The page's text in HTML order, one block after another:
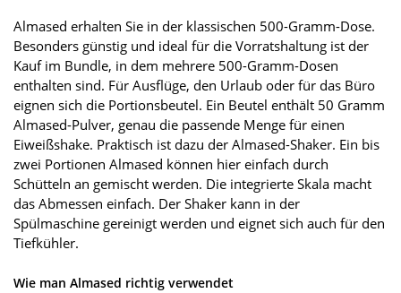
Almased erhalten Sie in der klassischen 500-Gramm-Dose.
Besonders günstig und ideal für die Vorratshaltung ist der
Kauf im Bundle, in dem mehrere 500-Gramm-Dosen
enthalten sind. Für Ausflüge, den Urlaub oder für das Büro
eignen sich die Portionsbeutel. Ein Beutel enthält 50 Gramm
Almased-Pulver, genau die passende Menge für einen
Eiweißshake. Praktisch ist dazu der Almased-Shaker. Ein bis
zwei Portionen Almased können hier einfach durch
Schütteln an gemischt werden. Die integrierte Skala macht
das Abmessen einfach. Der Shaker kann in der
Spülmaschine gereinigt werden und eignet sich auch für den
Tiefkühler.
Wie man Almased richtig verwendet